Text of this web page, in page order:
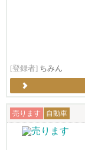
[登録者] ちみん
売ります 自動車